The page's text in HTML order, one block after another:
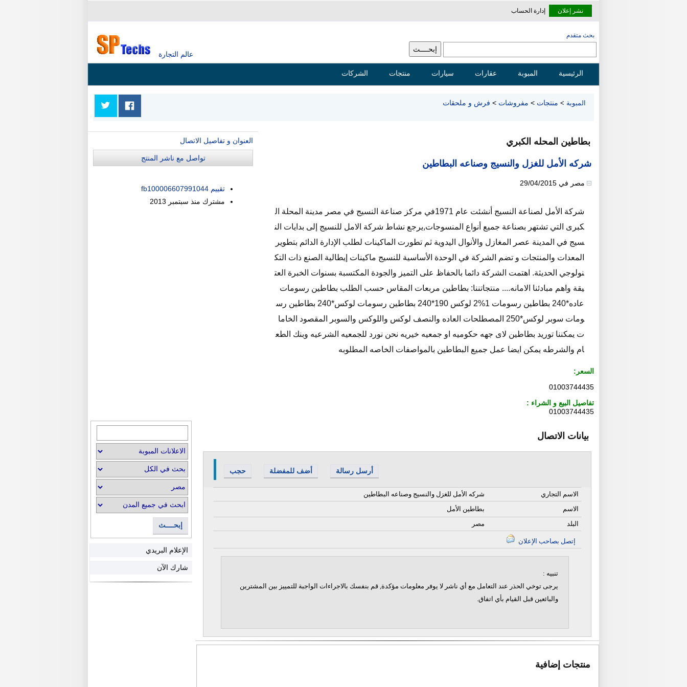
نشر إعلان إدارة الحساب
عالم التجارة
بحث متقدم
الرئيسية المبوبة عقارات سيارات منتجات الشركات
المبوبة > منتجات > مفروشات > فرش و ملحقات
بطاطين المحله الكبري
شركه الأمل للغزل والنسيج وصناعه البطاطين
مصر في 29/04/2015
شركة الأمل لصناعة النسيج أنشئت عام 1971في مركز صناعة النسيج في مصر مدينة المحلة ال
كبرى التي تشتهر بصناعة جميع أنواع المنسوجات,يرجع نشاط شركة الامل للنسيج إلى بدايات الن
سيج في المدينة عصر المغازل والأنوال اليدوية ثم تطورت الماكينات لطلب الإدارة الدائم بتطوير
المعدات والمنتجات و تضم الشركة في الوحدة الأساسية للنسيج ماكينات إيطالية الصنع ذات التك
نولوجي الحديثة. اهتمت الشركة دائما بالحفاظ على التميز والجودة المكتسبة بسنوات الخبرة العت
يقة واهم مبادئنا الامانه.... منتجاتننا: بطاطين مربعات المقاس حسب الطلب بطاطين رسومات
عاده*240 بطاطين رسومات 1%2 لوكس 190*240 بطاطين رسومات لوكس*240 بطاطين رس
ومات سوبر لوكس*250 المصطلحات العاده والنصف لوكس واللوكس والسوبر المقصود الخاما
ت يمكننا توريد بطاطين لاى جهه حكوميه او جمعيه خيريه نحن نورد للجمعيه الشرعيه وبنك الطع
ام والشرطه يمكن ايضا عمل جميع البطاطين بالمواصفات الخاصه المطلوبه
السعر:
01003744435
تفاصيل البيع و الشراء :
01003744435
العنوان و تفاصيل الاتصال
تواصل مع ناشر المنتج
تقييم fb100006607991044
مشترك منذ سبتمبر 2013
بيانات الاتصال
حجب أضف للمفضلة أرسل رسالة
شركه الأمل للغزل والنسيج وصناعه البطاطين
الاسم التجاري
بطاطين الأمل
الاسم
مصر
البلد
تنبيه :
يرجى توخي الحذر عند التعامل مع أي ناشر لا يوفر معلومات مؤكدة, قم بنفسك بالاجراءات الواجبة للتمييز بين المشترين
والبائعين قبل القيام بأي اتفاق.
منتجات إضافية
إبحــــث
الإعلام البريدي
شارك الآن